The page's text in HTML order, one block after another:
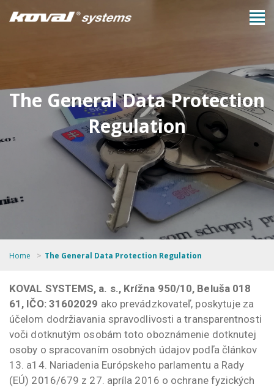
The General Data Protection
Regulation
Home The General Data Protection Regulation
KOVAL SYSTEMS, a. s., Krížna 950/10, Beluša 018
61, IČO: 31602029 ako prevádzkovateľ, poskytuje za
účelom dodržiavania spravodlivosti a transparentnosti
voči dotknutým osobám toto oboznámenie dotknutej
osoby o spracovaním osobných údajov podľa článkov
13. a14. Nariadenia Európskeho parlamentu a Rady
(EÚ) 2016/679 z 27. apríla 2016 o ochrane fyzických